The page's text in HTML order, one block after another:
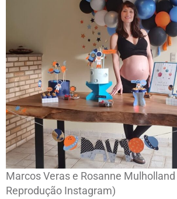
Marcos Veras e Rosanne Mulholland
Reprodução Instagram)